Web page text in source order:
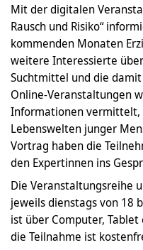
Mit der digitalen
Rausch und Risiko“
kommenden Monaten
weitere Interessierte
Suchtmittel und die
Online-Veranstaltungen
Informationen vermittelt,
Lebenswelten junger
Vortrag haben die
den Expertinnen ins
Die Veranstaltungsreihe
jeweils dienstags von 18
ist über Computer,
die Teilnahme ist